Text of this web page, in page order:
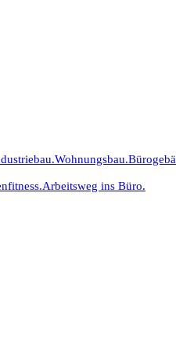
Wohnungsbau.
Arbeitsweg ins Büro.